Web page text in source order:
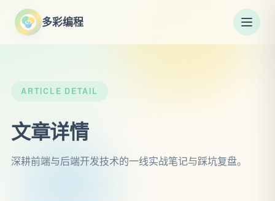
多彩编程
ARTICLE DETAIL
文章详情
深耕前端与后端开发技术的一线实战笔记与踩坑复盘。